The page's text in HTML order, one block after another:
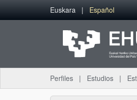
Saltar al contenido principal
Euskara Español
Perfiles Estudios